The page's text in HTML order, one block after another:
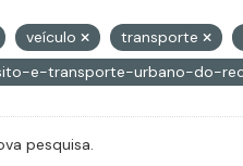
veículo transporte
e-transporte-urbano-do-
pesquisa.